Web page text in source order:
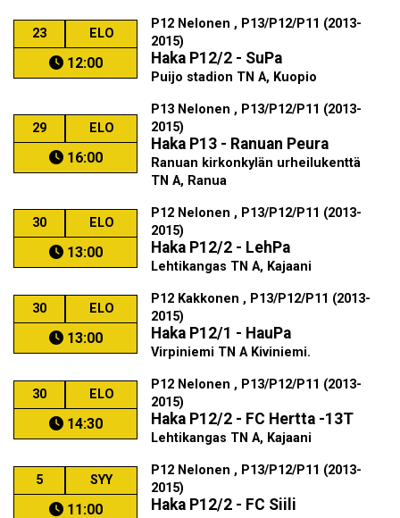
23 ELO
12:00
P12 Nelonen , P13/P12/P11 (2013-
2015)
Haka P12/2 - SuPa
Puijo stadion TN A, Kuopio
29 ELO
16:00
P13 Nelonen , P13/P12/P11 (2013-
2015)
Haka P13 - Ranuan Peura
Ranuan kirkonkylän urheilukenttä
TN A, Ranua
30 ELO
13:00
P12 Nelonen , P13/P12/P11 (2013-
2015)
Haka P12/2 - LehPa
Lehtikangas TN A, Kajaani
30 ELO
13:00
P12 Kakkonen , P13/P12/P11 (2013-
2015)
Haka P12/1 - HauPa
Virpiniemi TN A Kiviniemi.
30 ELO
14:30
P12 Nelonen , P13/P12/P11 (2013-
2015)
Haka P12/2 - FC Hertta -13T
Lehtikangas TN A, Kajaani
5 SYY
11:00
P12 Nelonen , P13/P12/P11 (2013-
2015)
Haka P12/2 - FC Siili